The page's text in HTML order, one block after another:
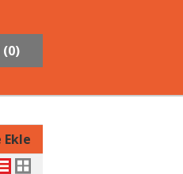
(0)